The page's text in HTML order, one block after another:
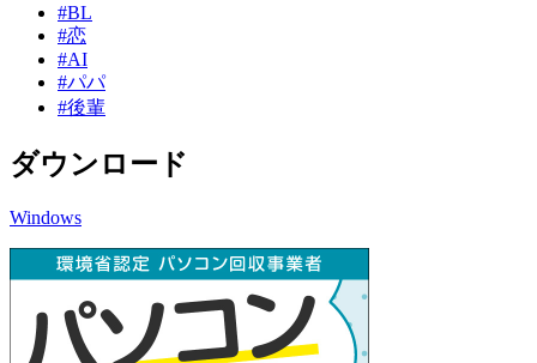
#BL
#恋
#AI
#パパ
#後輩
ダウンロード
Windows